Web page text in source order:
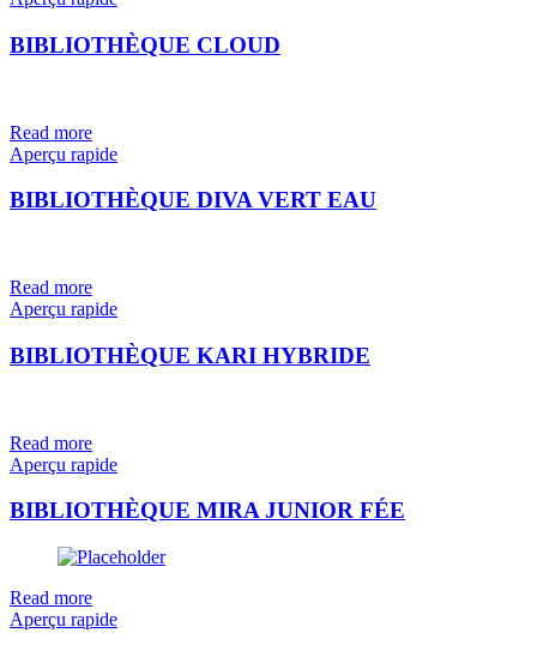
BIBLIOTHÈQUE CLOUD
Read more
Aperçu rapide
BIBLIOTHÈQUE DIVA VERT EAU
Read more
Aperçu rapide
BIBLIOTHÈQUE KARI HYBRIDE
Read more
Aperçu rapide
BIBLIOTHÈQUE MIRA JUNIOR FÉE
Read more
Aperçu rapide